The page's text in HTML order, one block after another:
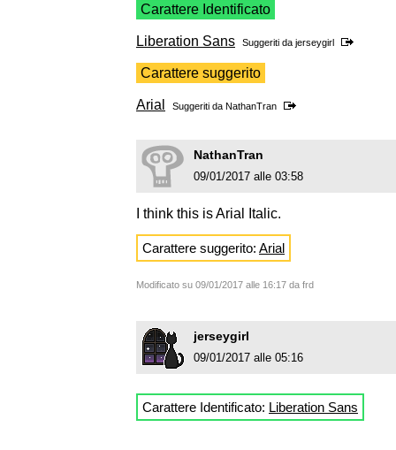
Carattere Identificato
Liberation Sans Suggeriti da jerseygirl
Carattere suggerito
Arial Suggeriti da NathanTran
NathanTran
09/01/2017 alle 03:58
I think this is Arial Italic.
Carattere suggerito: Arial
Modificato su 09/01/2017 alle 16:17 da frd
jerseygirl
09/01/2017 alle 05:16
Carattere Identificato: Liberation Sans